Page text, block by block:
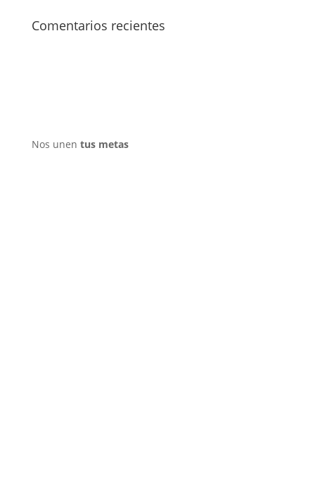
Comentarios recientes
Nos unen tus metas